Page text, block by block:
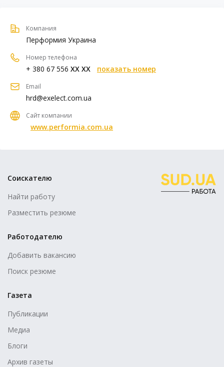
Компания
Перформия Украина
Номер телефона
+ 380 67 556 XX XX показать номер
Email
hrd@exelect.com.ua
Сайт компании
www.performia.com.ua
Соискателю
Найти работу
Разместить резюме
Работодателю
Добавить вакансию
Поиск резюме
Газета
Публикации
Медиа
Блоги
Архив газеты